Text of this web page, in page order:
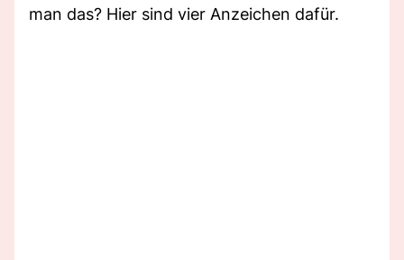
man das? Hier sind vier Anzeichen dafür.